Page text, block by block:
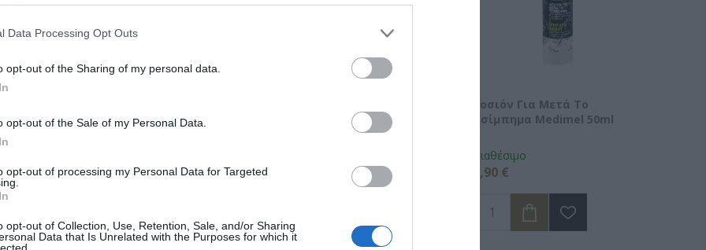
Data Processing Opt Outs
opt-out of the Sharing of my personal data.
opt-out of the Sale of my Personal Data.
opt-out of processing my Personal Data for Targeted
opt-out of Collection, Use, Retention, Sale, and/or Sharing
Data that Is Unrelated with the Purposes for which it
Καθαρισμού
200ml Διάλυμα Καθαρισμού
Δέρματος
11,09 €
Γαλάκτωμα Σώματος
Medimel 200ml
Λοσιόν Για Μετά Το
Τσίμπημα Medimel 50ml
Διαθέσιμο
3,90 €